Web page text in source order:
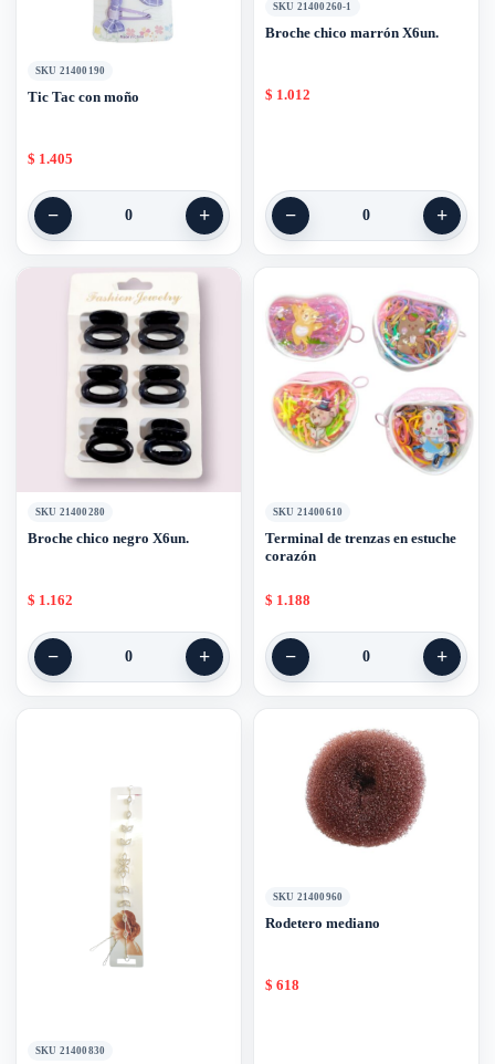
SKU 21400190
Tic Tac con moño
$ 1.405
− 0 +
SKU 21400260-1
Broche chico marrón X6un.
$ 1.012
− 0 +
SKU 21400280
Broche chico negro X6un.
$ 1.162
− 0 +
SKU 21400610
Terminal de trenzas en estuche
corazón
$ 1.188
− 0 +
SKU 21400830
SKU 21400960
Rodetero mediano
$ 618